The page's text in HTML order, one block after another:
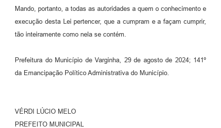
Mando, portanto, a todas as autoridades a quem o conhecimento e
execução desta Lei pertencer, que a cumpram e a façam cumprir,
tão inteiramente como nela se contém.
Prefeitura do Município de Varginha, 29 de agosto de 2024; 141º
da Emancipação Político Administrativa do Município.
VÉRDI LÚCIO MELO
PREFEITO MUNICIPAL